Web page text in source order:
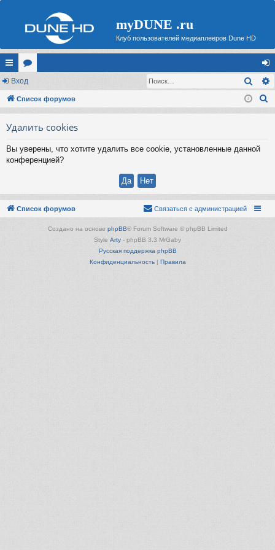
myDUNE .ru
Клуб пользователей медиаплееров Dune HD
с
ы
ор
ум
хо
д
Вход
Список форумов
Удалить cookies
Вы уверены, что хотите удалить все cookie, установленные данной
конференцией?
Список форумов Связаться с администрацией
Создано на основе phpBB® Forum Software © phpBB Limited
Style Arty - phpBB 3.3 MrGaby
Русская поддержка phpBB
Конфиденциальность| Правила